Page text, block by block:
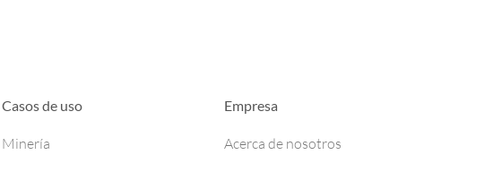
Casos de uso
Minería
Empresa
Acerca de nosotros